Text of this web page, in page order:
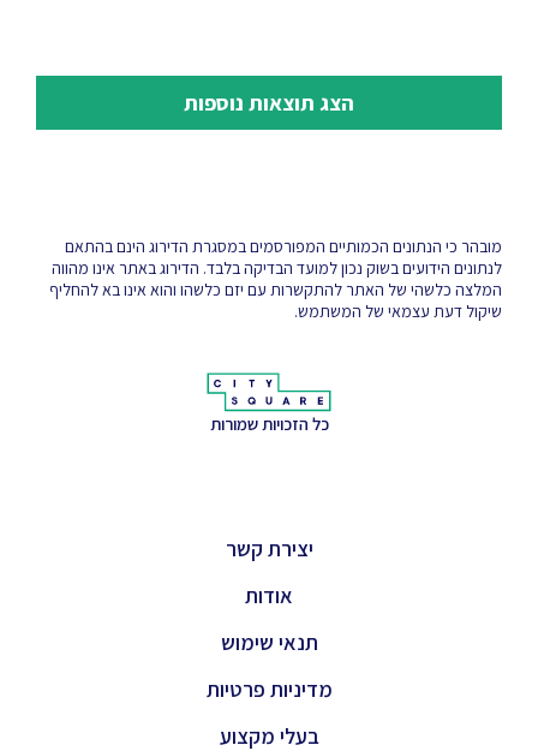
הצג תוצאות נוספות
מובהר כי הנתונים הכמותיים המפורסמים במסגרת הדירוג הינם בהתאם
לנתונים הידועים בשוק נכון למועד הבדיקה בלבד. הדירוג באתר אינו מהווה
המלצה כלשהי של האתר להתקשרות עם יזם כלשהו והוא אינו בא להחליף
שיקול דעת עצמאי של המשתמש.
כל הזכויות שמורות
יצירת קשר
אודות
תנאי שימוש
מדיניות פרטיות
בעלי מקצוע